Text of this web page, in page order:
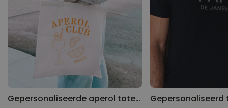
Gepersonaliseerde aperol tote bag